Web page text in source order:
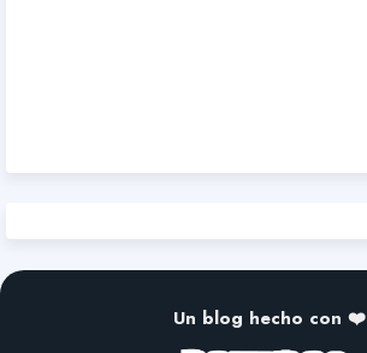
Un blog hecho con ❤️